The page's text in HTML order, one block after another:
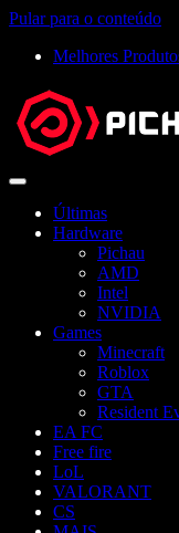
Pular para o conteúdo
Melhores
Abrir
Últimas
Hardware
Pichau
AMD
Intel
NVIDIA
Games
Minecraft
Roblox
GTA
Resident
EA FC
Free fire
LoL
VALORANT
CS